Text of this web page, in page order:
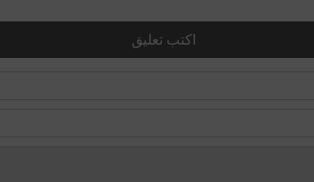
اكتب تعليق